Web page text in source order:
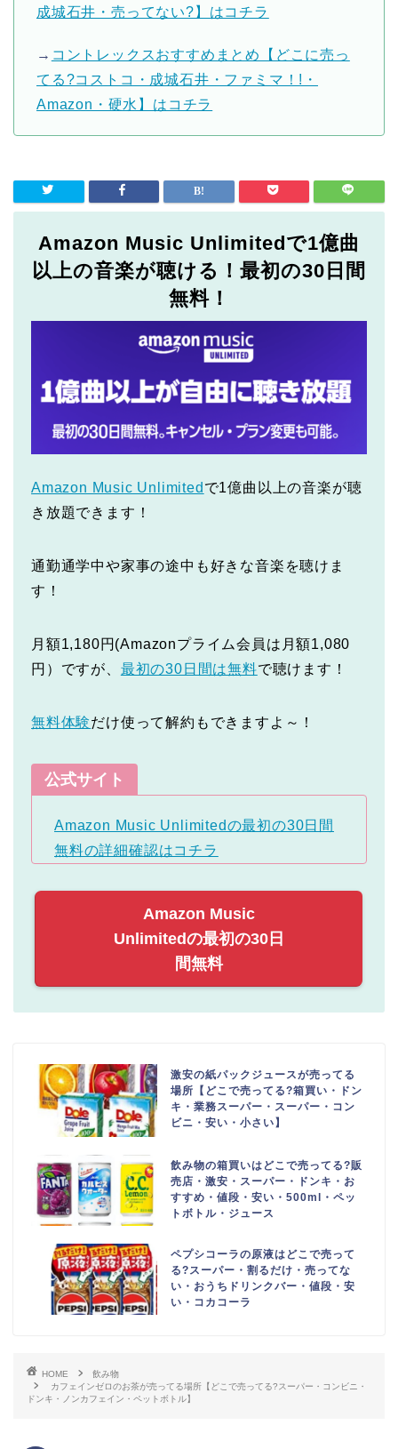
成城石井・売ってない?】はコチラ
→ コントレックスおすすめまとめ【どこに売っ
てる?コストコ・成城石井・ファミマ！!・
Amazon・硬水】はコチラ
Amazon Music Unlimitedで1億曲
以上の音楽が聴ける！最初の30日間
無料！
Amazon Music Unlimited で1億曲以上の音楽が聴
き放題できます！
通勤通学中や家事の途中も好きな音楽を聴けま
す！
月額1,180円(Amazonプライム会員は月額1,080
円）ですが、 最初の30日間は無料で聴けます！
無料体験だけ使って解約もできますよ～！
公式サイト
Amazon Music Unlimitedの最初の30日間
無料の詳細確認はコチラ
Amazon Music
Unlimitedの最初の30日
間無料
激安の紙パックジュースが売ってる
場所【どこで売ってる?箱買い・ドン
キ・業務スーパー・スーパー・コン
ビニ・安い・小さい】
飲み物の箱買いはどこで売ってる?販
売店・激安・スーパー・ドンキ・お
すすめ・値段・安い・500ml・ペッ
トボトル・ジュース
ペプシコーラの原液はどこで売って
る?スーパー・割るだけ・売ってな
い・おうちドリンクバー・値段・安
い・コカコーラ
HOME
飲み物
カフェインゼロのお茶が売ってる場所【どこで売ってる?スーパー・コンビニ・
ドンキ・ノンカフェイン・ペットボトル】